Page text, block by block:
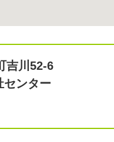
吉川52-6
センター